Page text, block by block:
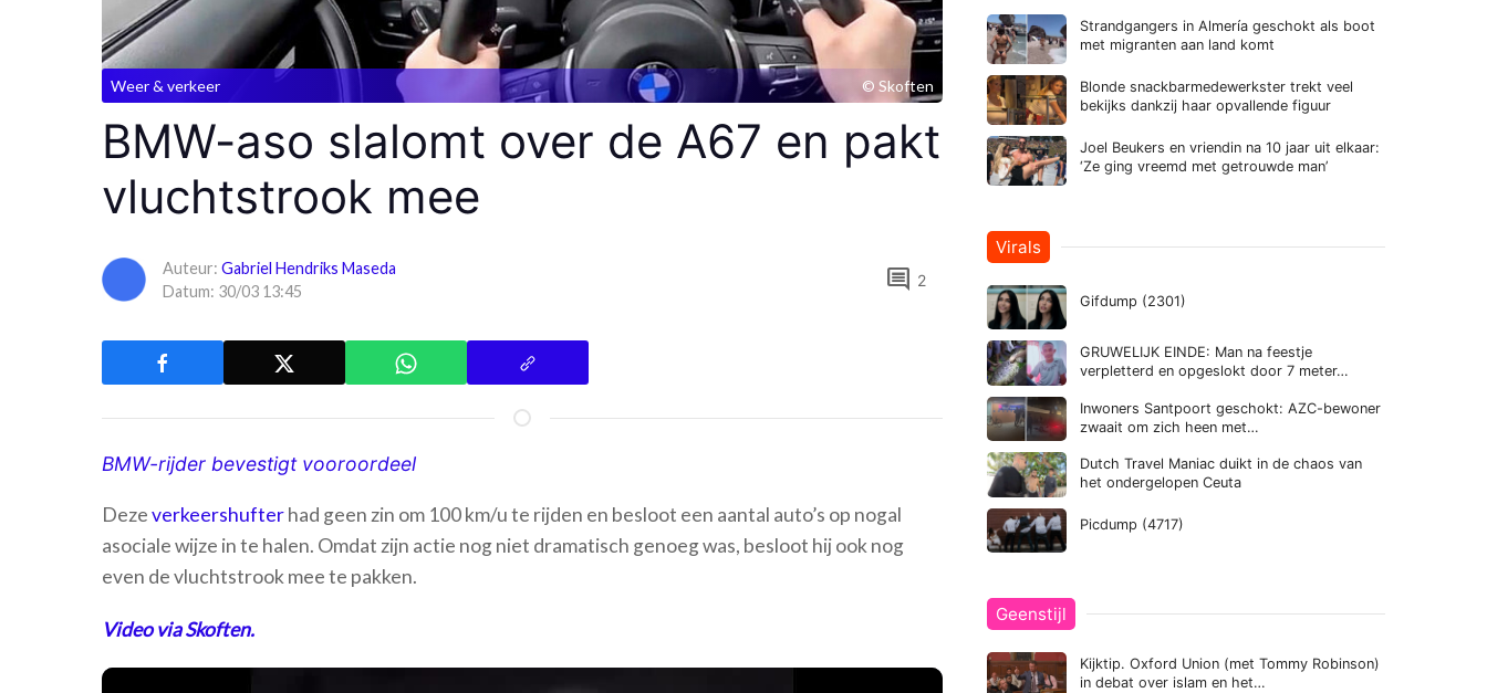
Weer & verkeer © Skoften
BMW-aso slalomt over de A67 en pakt
vluchtstrook mee
Auteur: Gabriel Hendriks Maseda
Datum: 30/03 13:45
comment 2
BMW-rijder bevestigt vooroordeel
Dezeverkeershufterhad geen zin om 100 km/u te rijden en besloot een aantal auto’s op nogal
asociale wijze in te halen. Omdat zijn actie nog niet dramatisch genoeg was, besloot hij ook nog
even de vluchtstrook mee te pakken.
Video via Skoften.
Strandgangers in Almería geschokt als boot
met migranten aan land komt
Blonde snackbarmedewerkster trekt veel
bekijks dankzij haar opvallende figuur
Joel Beukers en vriendin na 10 jaar uit elkaar:
‘Ze ging vreemd met getrouwde man’
Virals
Gifdump (2301)
GRUWELIJK EINDE: Man na feestje
verpletterd en opgeslokt door 7 meter…
Inwoners Santpoort geschokt: AZC-bewoner
zwaait om zich heen met…
Dutch Travel Maniac duikt in de chaos van
het ondergelopen Ceuta
Picdump (4717)
Geenstijl
Kijktip. Oxford Union (met Tommy Robinson)
in debat over islam en het…